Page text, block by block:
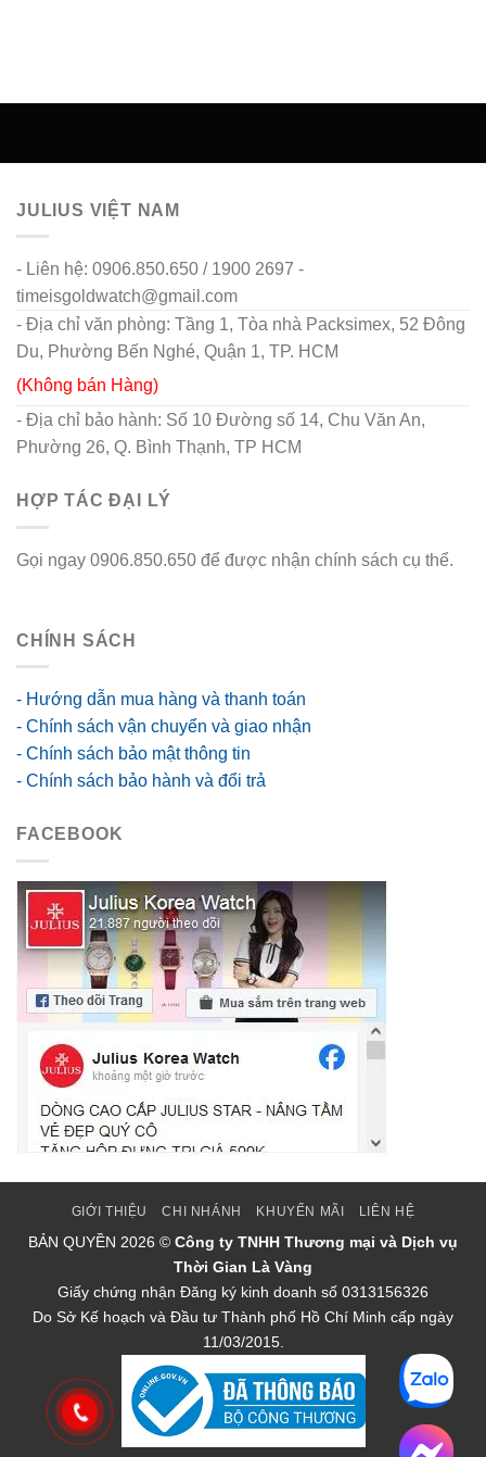
JULIUS VIỆT NAM
- Liên hệ: 0906.850.650 / 1900 2697 -
timeisgoldwatch@gmail.com
- Địa chỉ văn phòng: Tầng 1, Tòa nhà Packsimex, 52 Đông
Du, Phường Bến Nghé, Quận 1, TP. HCM
(Không bán Hàng)
- Địa chỉ bảo hành: Số 10 Đường số 14, Chu Văn An,
Phường 26, Q. Bình Thạnh, TP HCM
HỢP TÁC ĐẠI LÝ
Gọi ngay 0906.850.650 để được nhận chính sách cụ thể.
CHÍNH SÁCH
- Hướng dẫn mua hàng và thanh toán
- Chính sách vận chuyển và giao nhận
- Chính sách bảo mật thông tin
- Chính sách bảo hành và đổi trả
FACEBOOK
GIỚI THIỆU CHI NHÁNH KHUYẾN MÃI LIÊN HỆ
BẢN QUYỀN 2026 © Công ty TNHH Thương mại và Dịch vụ
Thời Gian Là Vàng
Giấy chứng nhận Đăng ký kinh doanh số 0313156326
Do Sở Kế hoạch và Đầu tư Thành phố Hồ Chí Minh cấp ngày
11/03/2015.